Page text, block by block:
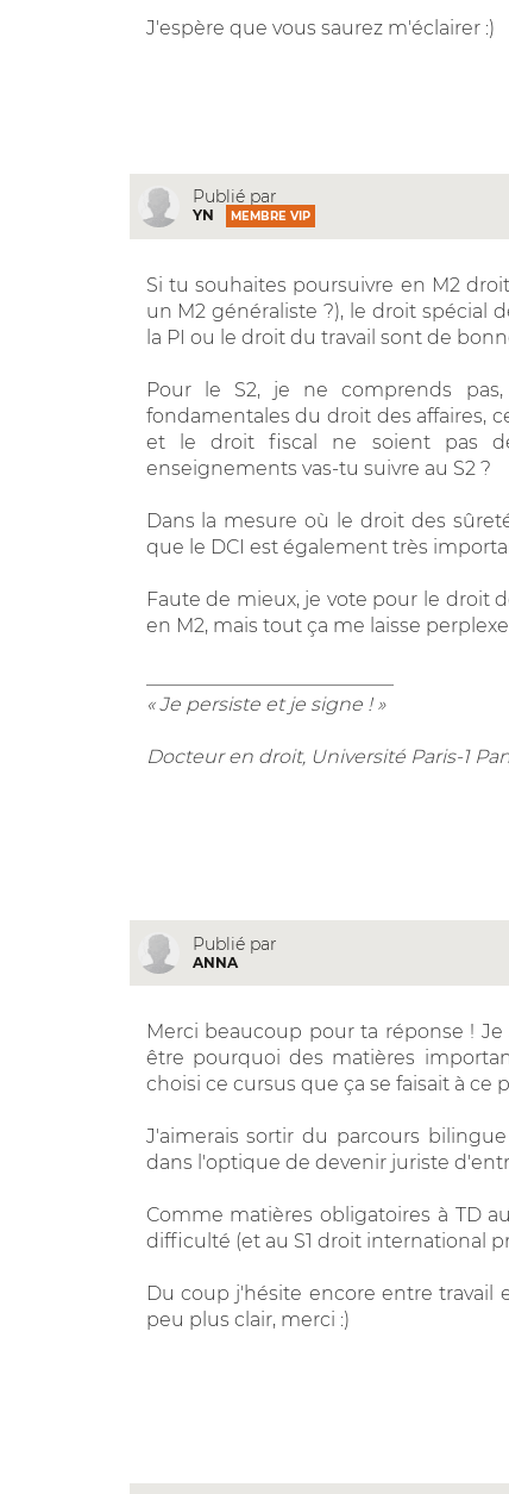
J'espère que vous saurez m'éclairer :)
Publié par
YN MEMBRE VIP
Si tu souhaites poursuivre en M2
un M2 généraliste ?), le droit spécial
la PI ou le droit du travail sont de
Pour le S2, je ne comprends
fondamentales du droit des affaires,
et le droit fiscal ne soient pas
enseignements vas-tu suivre au S2 ?
Dans la mesure où le droit des
que le DCI est également très
Faute de mieux, je vote pour le droit
en M2, mais tout ça me laisse perplexe.
« Je persiste et je signe ! »
Docteur en droit, Université Paris-1
Publié par
ANNA
Merci beaucoup pour ta réponse !
être pourquoi des matières
choisi ce cursus que ça se faisait à
J'aimerais sortir du parcours
dans l'optique de devenir juriste
Comme matières obligatoires à TD
difficulté (et au S1 droit international
Du coup j'hésite encore entre travail
peu plus clair, merci :)